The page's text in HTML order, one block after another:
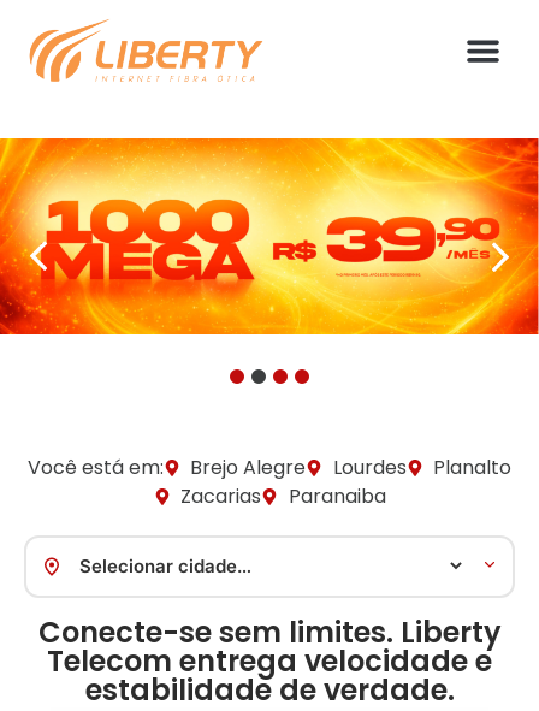
4
Você está em: Brejo Alegre Lourdes
Planalto
Zacarias
Paranaiba
Conecte-se sem limites. Liberty
Telecom entrega velocidade e
estabilidade de verdade.